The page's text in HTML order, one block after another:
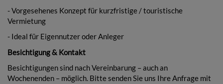
- Vorgesehenes Konzept für kurzfristige / touristische
Vermietung
- Ideal für Eigennutzer oder Anleger
Besichtigung & Kontakt
Besichtigungen sind nach Vereinbarung – auch an
Wochenenden – möglich. Bitte senden Sie uns Ihre Anfrage mit